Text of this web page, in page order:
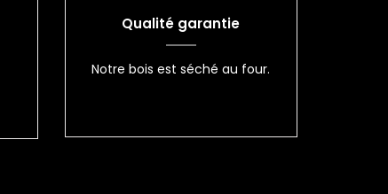
Qualité garantie
Notre bois est séché au four.